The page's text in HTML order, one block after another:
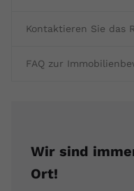
Kontaktieren Sie das
FAQ zur
Wir sind
Ort!